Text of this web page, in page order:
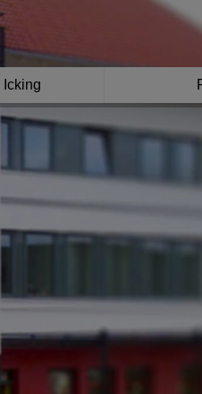
Icking